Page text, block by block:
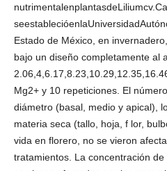
Estado de México, en
bajo un diseño completamente al
Mg2+ y 10 repeticiones. El
diámetro (basal, medio y apical),
materia seca (tallo, hoja, f lor,
vida en florero, no se vieron
tratamientos. La concentración